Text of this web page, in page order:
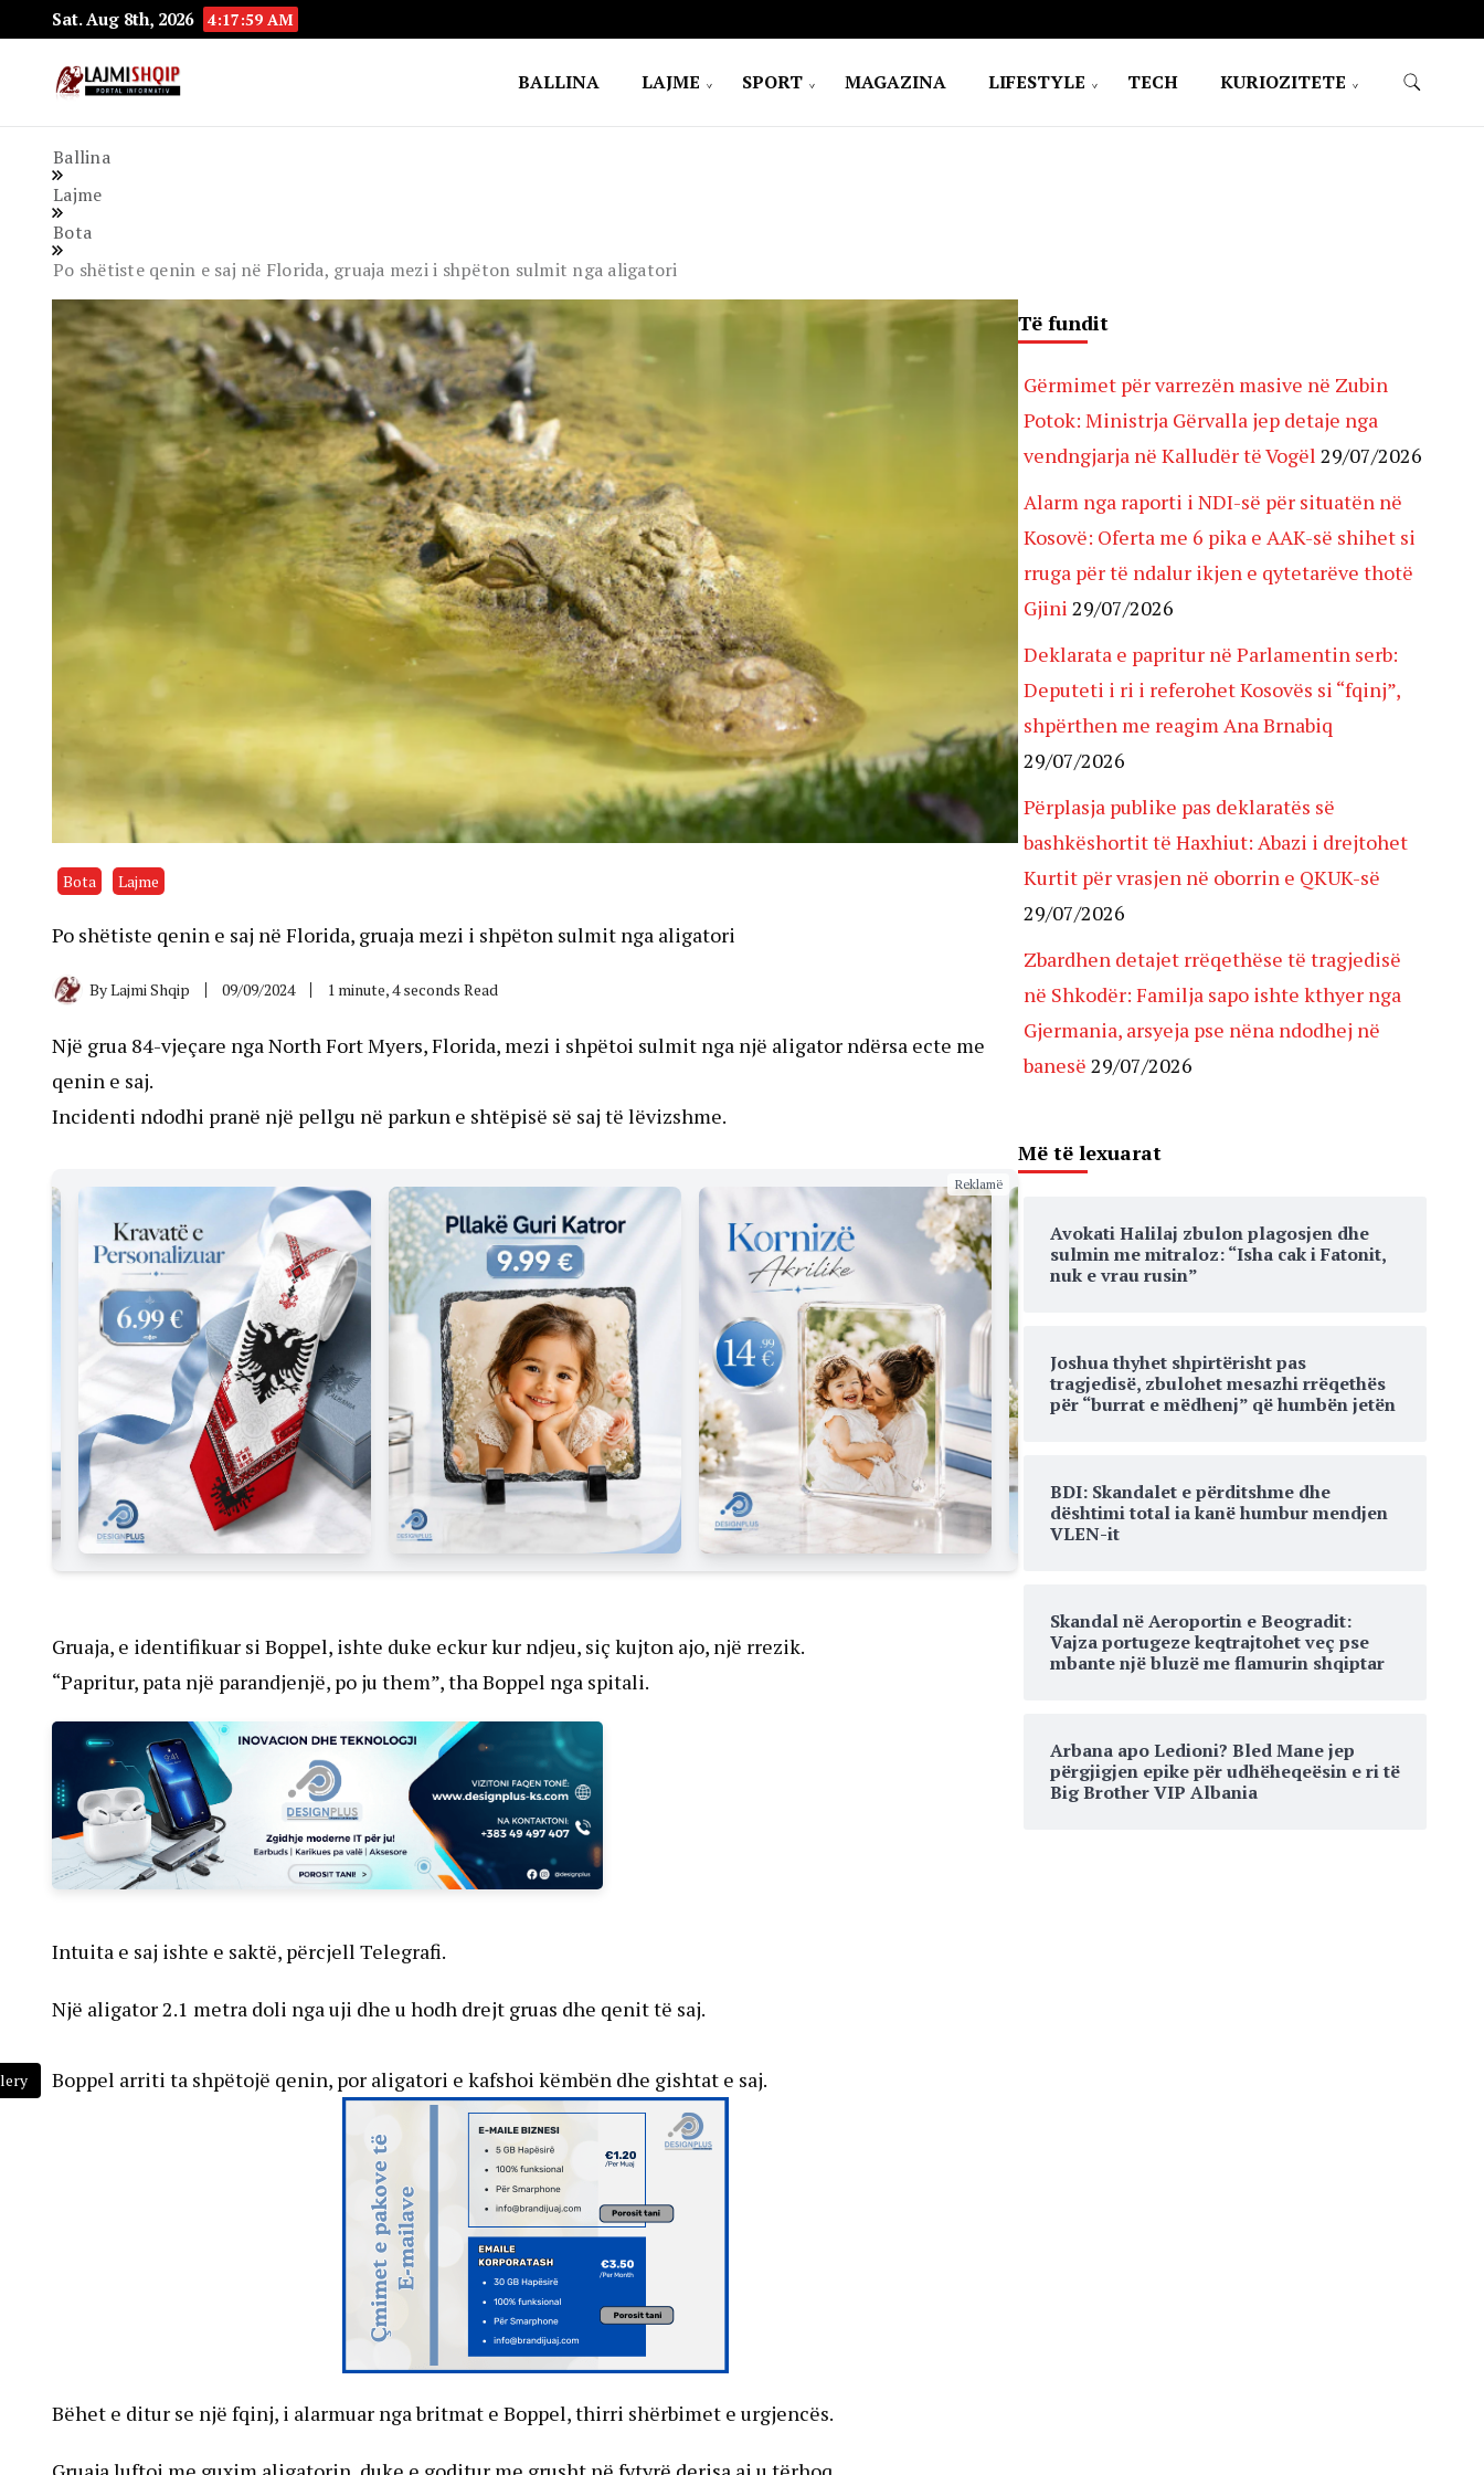
Sat. Aug 8th, 2026 4:18:00 AM
BALLINA LAJME SPORT MAGAZINA LIFESTYLE TECH KURIOZITETE
Ballina
Lajme
Bota
Po shëtiste qenin e saj në Florida, gruaja mezi i shpëton sulmit nga aligatori
Bota Lajme
Po shëtiste qenin e saj në Florida, gruaja mezi i shpëton sulmit nga aligatori
ByLajmi Shqip 09/09/2024 1 minute, 4 seconds Read
Një grua 84-vjeçare nga North Fort Myers, Florida, mezi i shpëtoi sulmit nga një aligator ndërsa ecte me
qenin e saj.
Incidenti ndodhi pranë një pellgu në parkun e shtëpisë së saj të lëvizshme.
Reklamë
Gruaja, e identifikuar si Boppel, ishte duke eckur kur ndjeu, siç kujton ajo, një rrezik.
“Papritur, pata një parandjenjë, po ju them”, tha Boppel nga spitali.
Intuita e saj ishte e saktë, përcjell Telegrafi.
Një aligator 2.1 metra doli nga uji dhe u hodh drejt gruas dhe qenit të saj.
Boppel arriti ta shpëtojë qenin, por aligatori e kafshoi këmbën dhe gishtat e saj.
Bëhet e ditur se një fqinj, i alarmuar nga britmat e Boppel, thirri shërbimet e urgjencës.
Të fundit
Gërmimet për varrezën masive në Zubin
Potok: Ministrja Gërvalla jep detaje nga
vendngjarja në Kalludër të Vogël 29/07/2026
Alarm nga raporti i NDI-së për situatën në
Kosovë: Oferta me 6 pika e AAK-së shihet si
rruga për të ndalur ikjen e qytetarëve thotë
Gjini 29/07/2026
Deklarata e papritur në Parlamentin serb:
Deputeti i ri i referohet Kosovës si “fqinj”,
shpërthen me reagim Ana Brnabiq
29/07/2026
Përplasja publike pas deklaratës së
bashkëshortit të Haxhiut: Abazi i drejtohet
Kurtit për vrasjen në oborrin e QKUK-së
29/07/2026
Zbardhen detajet rrëqethëse të tragjedisë
në Shkodër: Familja sapo ishte kthyer nga
Gjermania, arsyeja pse nëna ndodhej në
banesë 29/07/2026
Më të lexuarat
Avokati Halilaj zbulon plagosjen dhe
sulmin me mitraloz: “Isha cak i Fatonit,
nuk e vrau rusin”
Joshua thyhet shpirtërisht pas
tragjedisë, zbulohet mesazhi rrëqethës
për “burrat e mëdhenj” që humbën jetën
BDI: Skandalet e përditshme dhe
dështimi total ia kanë humbur mendjen
VLEN-it
Skandal në Aeroportin e Beogradit:
Vajza portugeze keqtrajtohet veç pse
mbante një bluzë me flamurin shqiptar
Arbana apo Ledioni? Bled Mane jep
përgjigjen epike për udhëheqeësin e ri të
Big Brother VIP Albania